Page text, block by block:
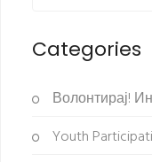
Categories
Волонтирај!
Youth